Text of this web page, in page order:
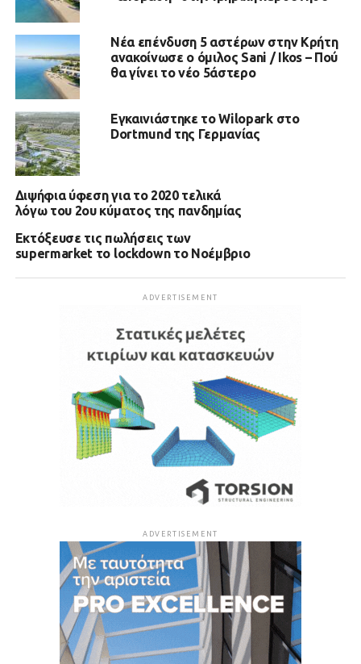
Νέα επένδυση 5 αστέρων στην Κρήτη
ανακοίνωσε ο όμιλος Sani / Ikos – Πού
θα γίνει το νέο 5άστερο
Εγκαινιάστηκε το Wilopark στο
Dortmund της Γερμανίας
Διψήφια ύφεση για το 2020 τελικά
λόγω του 2ου κύματος της πανδημίας
Εκτόξευσε τις πωλήσεις των
supermarket το lockdown το Νοέμβριο
ADVERTISEMENT
ADVERTISEMENT